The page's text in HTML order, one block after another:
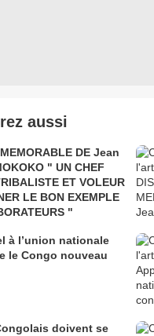
aussi
DE Jean
" UN CHEF
LE BON EXEMPLE
"
à l’union nationale
le Congo nouveau
doivent se